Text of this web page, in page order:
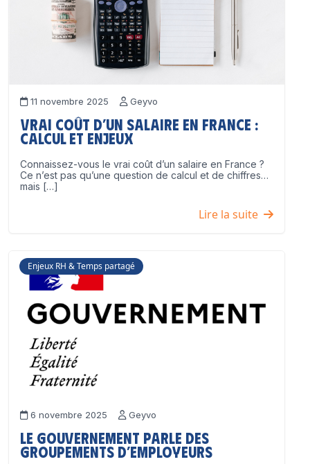
11 novembre 2025 Geyvo
Vrai coût d’un salaire en France :
calcul et enjeux
Connaissez-vous le vrai coût d’un salaire en France ?
Ce n’est pas qu’une question de calcul et de chiffres…
mais […]
Lire la suite
Enjeux RH & Temps partagé
6 novembre 2025 Geyvo
Le Gouvernement parle des
groupements d’employeurs